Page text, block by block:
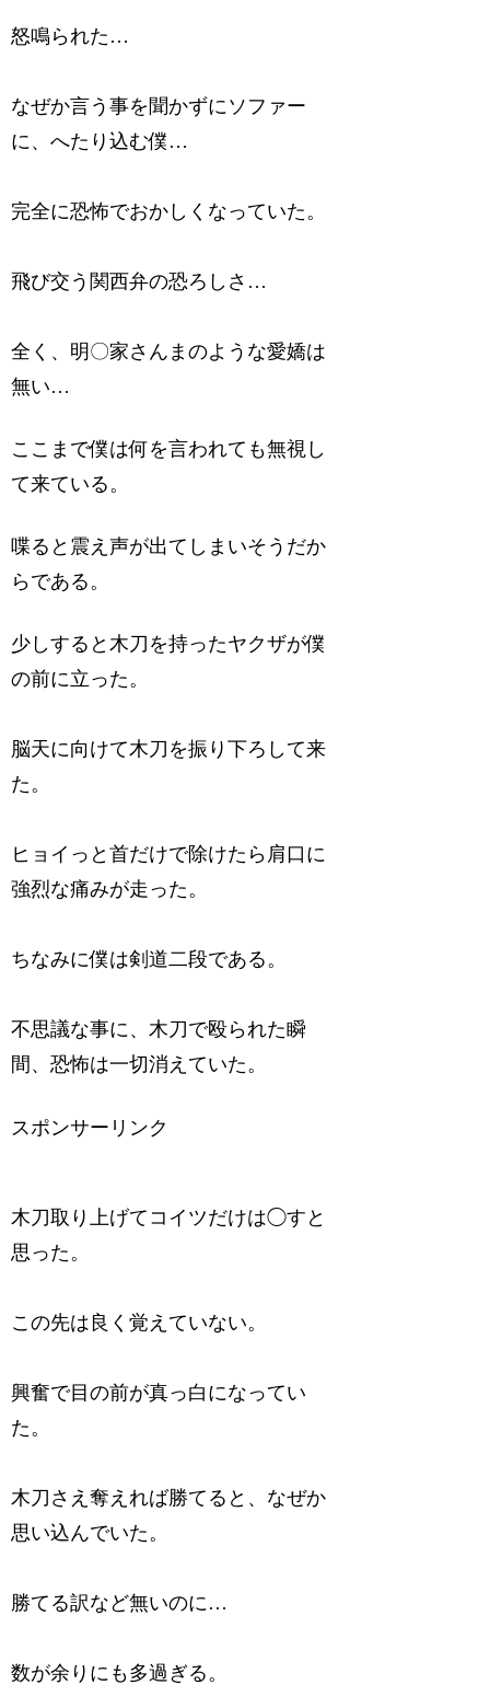
怒鳴られた…
なぜか言う事を聞かずにソファー
に、へたり込む僕…
完全に恐怖でおかしくなっていた。
飛び交う関西弁の恐ろしさ…
全く、明〇家さんまのような愛嬌は
無い…
ここまで僕は何を言われても無視し
て来ている。
喋ると震え声が出てしまいそうだか
らである。
少しすると木刀を持ったヤクザが僕
の前に立った。
脳天に向けて木刀を振り下ろして来
た。
ヒョイっと首だけで除けたら肩口に
強烈な痛みが走った。
ちなみに僕は剣道二段である。
不思議な事に、木刀で殴られた瞬
間、恐怖は一切消えていた。
スポンサーリンク
木刀取り上げてコイツだけは◯すと
思った。
この先は良く覚えていない。
興奮で目の前が真っ白になってい
た。
木刀さえ奪えれば勝てると、なぜか
思い込んでいた。
勝てる訳など無いのに…
数が余りにも多過ぎる。